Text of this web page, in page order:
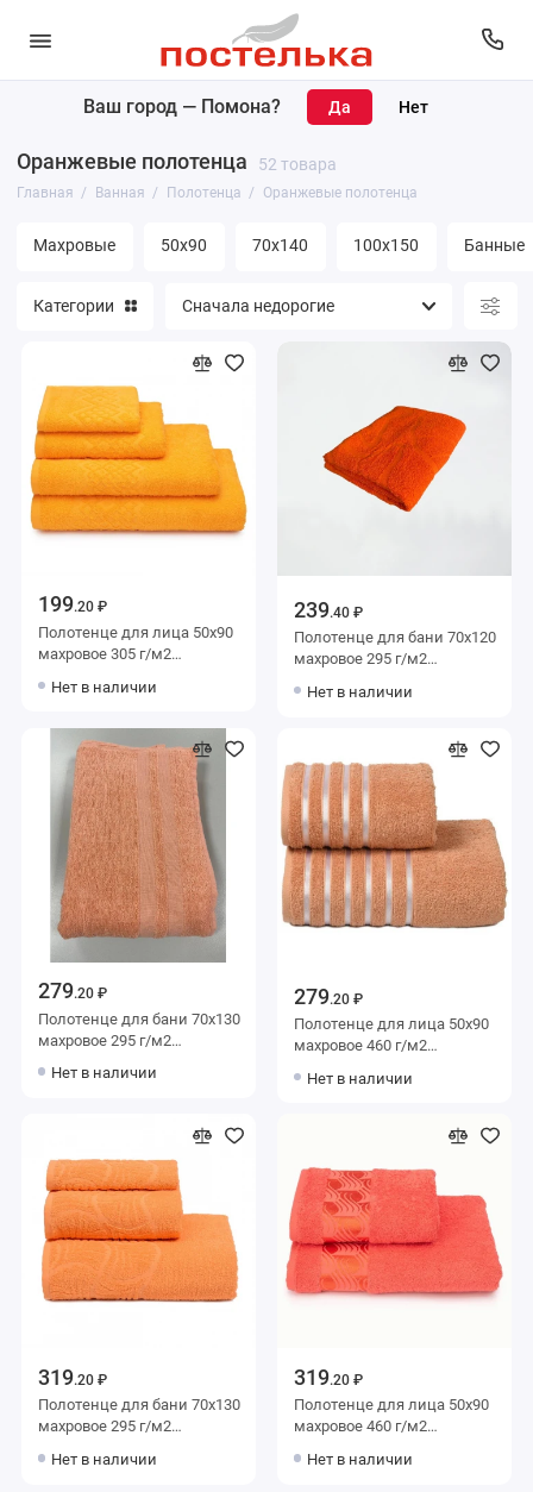
Ваш город — Помона?
Оранжевые полотенца 52 товара
Главная Ванная Полотенца Оранжевые полотенца
Махровые 50х90 70х140 100х150 Банные
Полотенца
Банные принадлежности
Уголки махровые
Категории
199.20 ₽
Полотенце для лица 50х90
махровое 305 г/м2
мануфактура Flashlights
Нет в наличии
239.40 ₽
Полотенце для бани 70х120
махровое 295 г/м2
мануфактура Морские
Нет в наличии
279.20 ₽
Полотенце для бани 70х130
махровое 295 г/м2
мануфактура
Нет в наличии
279.20 ₽
Полотенце для лица 50х90
махровое 460 г/м2
мануфактура
Нет в наличии
319.20 ₽
Полотенце для бани 70х130
махровое 295 г/м2
мануфактура
Нет в наличии
319.20 ₽
Полотенце для лица 50х90
махровое 460 г/м2
мануфактура
Нет в наличии